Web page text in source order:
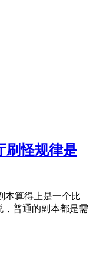
刷怪规律是
算得上是一个比
，普通的副本都是需